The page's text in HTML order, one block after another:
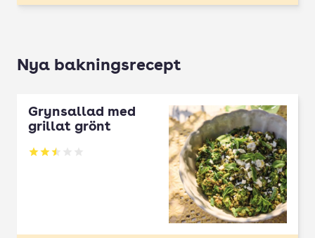
Nya bakningsrecept
Grynsallad med
grillat grönt
Betyg: 2.5 av 5